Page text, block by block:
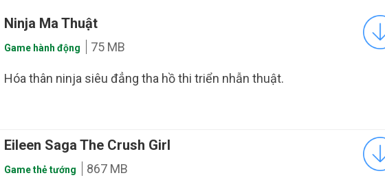
Ninja Ma Thuật
Game hành động 75 MB
Hóa thân ninja siêu đẳng tha hồ thi triển nhẫn thuật.
Eileen Saga The Crush Girl
Game thẻ tướng 867 MB